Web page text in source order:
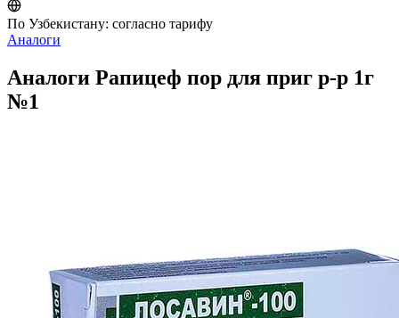
По Узбекистану: согласно тарифу
Аналоги
Аналоги Рапицеф пор для приг р-р 1г
№1